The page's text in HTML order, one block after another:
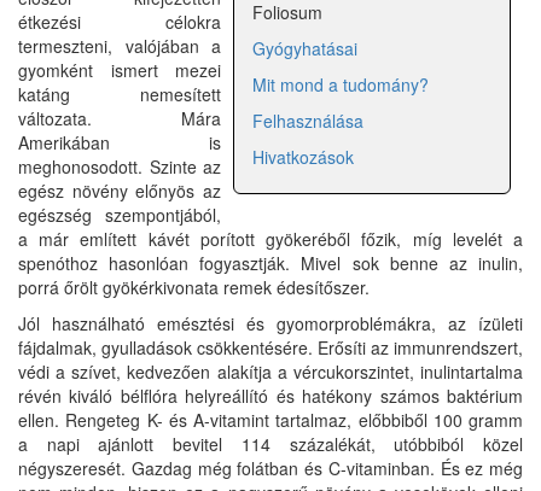
Foliosum
Gyógyhatásai
Mit mond a tudomány?
Felhasználása
Hivatkozások
étkezési célokra
termeszteni, valójában a
gyomként ismert mezei
katáng nemesített
változata. Mára
Amerikában is
meghonosodott. Szinte az
egész növény előnyös az
egészség szempontjából,
a már említett kávét porított gyökeréből főzik, míg levelét a
spenóthoz hasonlóan fogyasztják. Mivel sok benne az inulin,
porrá őrölt gyökérkivonata remek édesítőszer.
Jól használható emésztési és gyomorproblémákra, az ízületi
fájdalmak, gyulladások csökkentésére. Erősíti az immunrendszert,
védi a szívet, kedvezően alakítja a vércukorszintet, inulintartalma
révén kiváló bélflóra helyreállító és hatékony számos baktérium
ellen. Rengeteg K- és A-vitamint tartalmaz, előbbiből 100 gramm
a napi ajánlott bevitel 114 százalékát, utóbbiból közel
négyszeresét. Gazdag még folátban és C-vitaminban. És ez még